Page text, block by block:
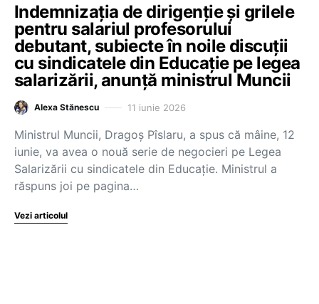
Indemnizația de dirigenție și grilele
pentru salariul profesorului
debutant, subiecte în noile discuții
cu sindicatele din Educație pe legea
salarizării, anunță ministrul Muncii
Alexa Stănescu 11 iunie 2026
Ministrul Muncii, Dragoș Pîslaru, a spus că mâine, 12
iunie, va avea o nouă serie de negocieri pe Legea
Salarizării cu sindicatele din Educație. Ministrul a
răspuns joi pe pagina…
Vezi articolul